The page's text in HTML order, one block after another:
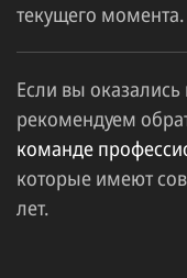
текущего момента.
Если вы
рекомендуем
команде
которые имеют
лет.